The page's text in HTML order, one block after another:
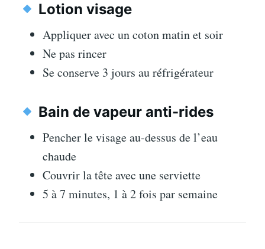
Lotion visage
Appliquer avec un coton matin et soir
Ne pas rincer
Se conserve 3 jours au réfrigérateur
Bain de vapeur anti-rides
Pencher le visage au-dessus de l’eau
chaude
Couvrir la tête avec une serviette
5 à 7 minutes, 1 à 2 fois par semaine